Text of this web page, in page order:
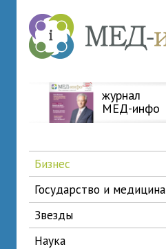
журнал
МЕД-инфо
бизнес
государство и медицина
звезды
наука